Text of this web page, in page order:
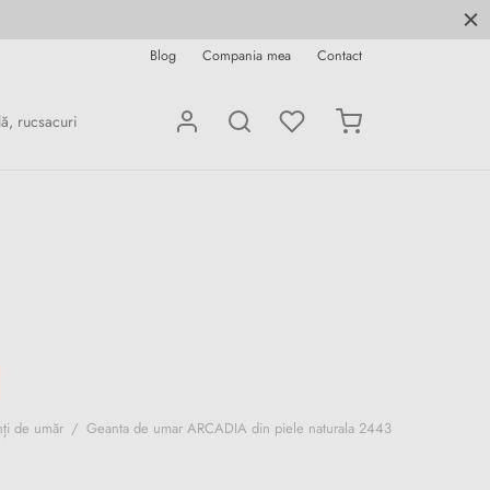
Blog Compania mea Contact
de umăr / Geanta de umar ARCADIA din piele naturala 2443